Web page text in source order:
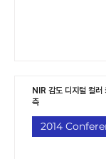
NIR 감도 디지털 컬러
측
2014